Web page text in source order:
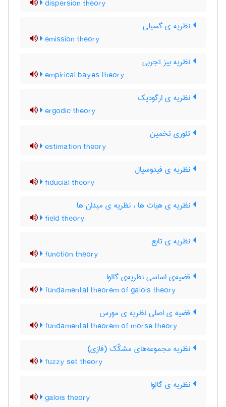
dispersion theory
نظریه ی گسیلی
emission theory
نظریه بیز تجربی
empirical bayes theory
نظریه ی ارگودیک
ergodic theory
تئوری تخمین
estimation theory
نظریه ی فیدوسیال
fiducial theory
نظریه ی هیات ها ، نظریه ی میدان ها
field theory
نظریه ی تابع
function theory
قضیه‌ی اساسی نظریه‌ی گالوا
fundamental theorem of galois theory
قضیه ی اصلی نظریه ی مورس
fundamental theorem of morse theory
نظریه مجموعه‌های مشکّک (فازی)
fuzzy set theory
نظریه ی گالوا
galois theory